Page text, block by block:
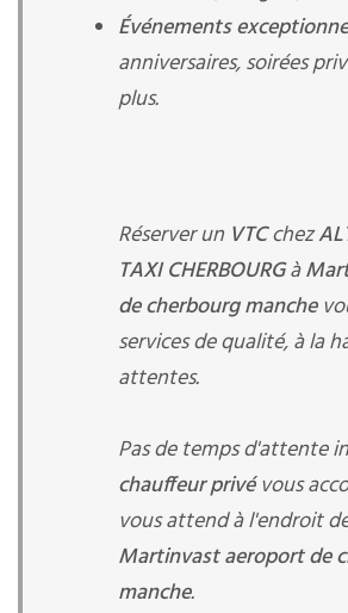
Événements
anniversaires, soirées
plus.
Réserver un VTCchez
TAXI CHERBOURGà
de cherbourg manche
services de qualité, à la
attentes.
Pas de temps d'attente
chauffeur privévous
vous attend à l'endroit
Martinvast aeroport de
manche.